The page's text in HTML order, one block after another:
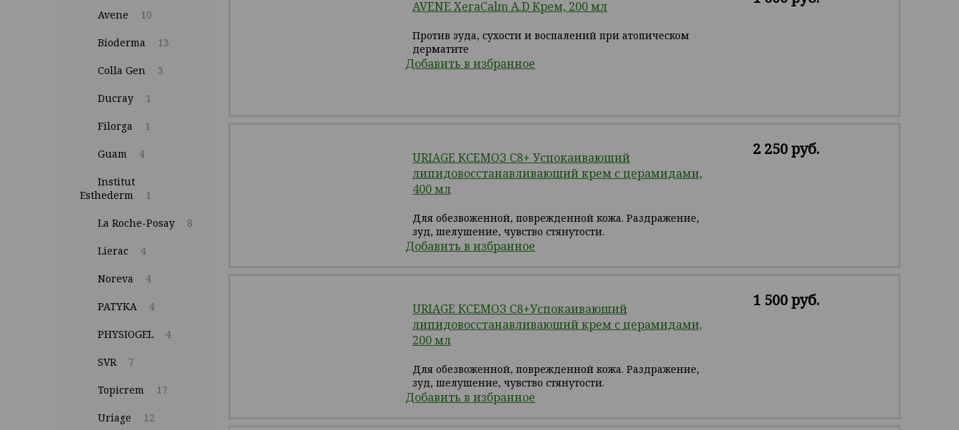
Avene 10
Bioderma 13
Colla Gen 3
Ducray 1
Filorga 1
Guam 4
Institut
Esthederm
1
La Roche-Posay 8
Lierac 4
Noreva 4
PATYKA 4
PHYSIOGEL 4
SVR 7
Topicrem 17
Uriage 12
AVENE XeraCalm A.D Крем, 200 мл
Против зуда, сухости и воспалений при атопическом
дерматите
Добавить в избранное
URIAGE КСЕМОЗ С8+ Успокаивающий
липидовосстанавливающий крем с церамидами,
400 мл
Для обезвоженной, поврежденной кожа. Раздражение,
зуд, шелушение, чувство стянутости.
Добавить в избранное
2 250 руб.
URIAGE КСЕМОЗ С8+Успокаивающий
липидовосстанавливающий крем с церамидами,
200 мл
Для обезвоженной, поврежденной кожа. Раздражение,
зуд, шелушение, чувство стянутости.
Добавить в избранное
1 500 руб.